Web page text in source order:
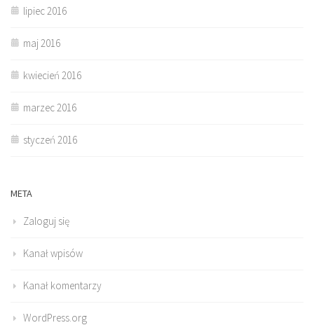
lipiec 2016
maj 2016
kwiecień 2016
marzec 2016
styczeń 2016
META
Zaloguj się
Kanał wpisów
Kanał komentarzy
WordPress.org